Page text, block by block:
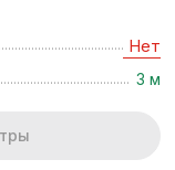
Нет
3 м